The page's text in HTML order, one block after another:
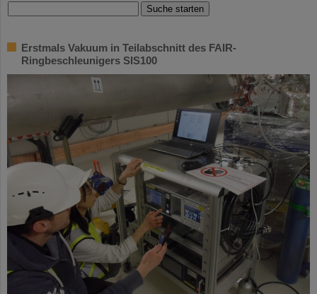
Erstmals Vakuum in Teilabschnitt des FAIR-
Ringbeschleunigers SIS100